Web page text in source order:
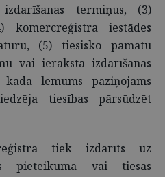
termiņus, (3)
iestādes
(5) tiesisko pamatu
vai ieraksta izdarīšanas
lēmums paziņojams
tiesības pārsūdzēt
tiek izdarīts uz
pieteikuma vai tiesas